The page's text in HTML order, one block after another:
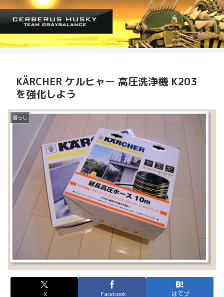
KÄRCHER ケルヒャー 高圧洗浄機 K203
を強化しよう
暮らし
X Facebook はてブ